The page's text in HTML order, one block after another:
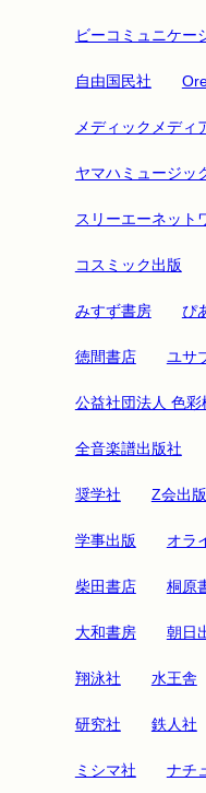
ビーコミュニケー
自由国民社
メディックメディ
ヤマハミュージッ
スリーエーネット
コスミック出版
みすず書房 ぴ
徳間書店 ユサ
公益社団法人 色彩
全音楽譜出版社
奨学社 Z会出版
学事出版 オラ
柴田書店 桐原
大和書房 朝日
翔泳社 水王舎
研究社 鉄人社
ミシマ社 ナチ